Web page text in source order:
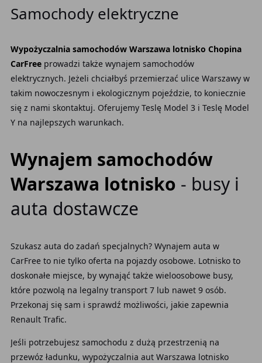
Samochody elektryczne
Wypożyczalnia samochodów Warszawa lotnisko Chopina
CarFree prowadzi także wynajem samochodów
elektrycznych. Jeżeli chciałbyś przemierzać ulice Warszawy w
takim nowoczesnym i ekologicznym pojeździe, to koniecznie
się z nami skontaktuj. Oferujemy Teslę Model 3 i Teslę Model
Y na najlepszych warunkach.
Wynajem samochodów
Warszawa lotnisko - busy i
auta dostawcze
Szukasz auta do zadań specjalnych? Wynajem auta w
CarFree to nie tylko oferta na pojazdy osobowe. Lotnisko to
doskonałe miejsce, by wynająć także wieloosobowe busy,
które pozwolą na legalny transport 7 lub nawet 9 osób.
Przekonaj się sam i sprawdź możliwości, jakie zapewnia
Renault Trafic.
Jeśli potrzebujesz samochodu z dużą przestrzenią na
przewóz ładunku, wypożyczalnia aut Warszawa lotnisko